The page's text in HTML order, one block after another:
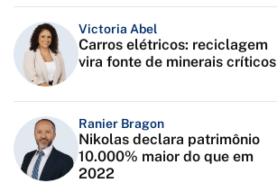
Victoria Abel
Carros elétricos: reciclagem
vira fonte de minerais críticos
Ranier Bragon
Nikolas declara patrimônio
10.000% maior do que em
2022